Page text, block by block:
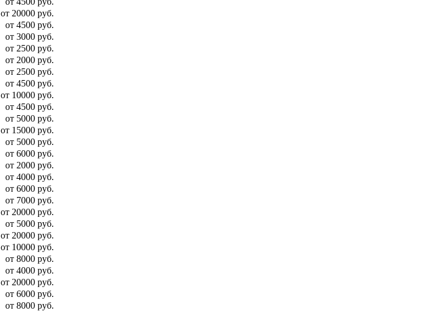
от 20000 руб.
от 4500 руб.
от 3000 руб.
от 2500 руб.
от 2000 руб.
от 2500 руб.
от 4500 руб.
от 10000 руб.
от 4500 руб.
от 5000 руб.
от 15000 руб.
от 5000 руб.
от 6000 руб.
от 2000 руб.
от 4000 руб.
от 6000 руб.
от 7000 руб.
от 20000 руб.
от 5000 руб.
от 20000 руб.
от 10000 руб.
от 8000 руб.
от 4000 руб.
от 20000 руб.
от 6000 руб.
от 8000 руб.